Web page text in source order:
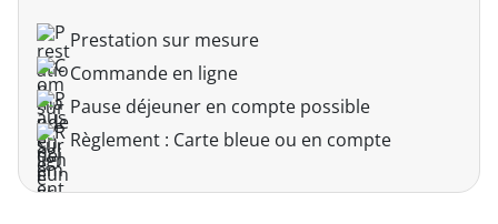
Prestation sur mesure
Commande en ligne
Pause déjeuner en compte possible
Règlement : Carte bleue ou en compte